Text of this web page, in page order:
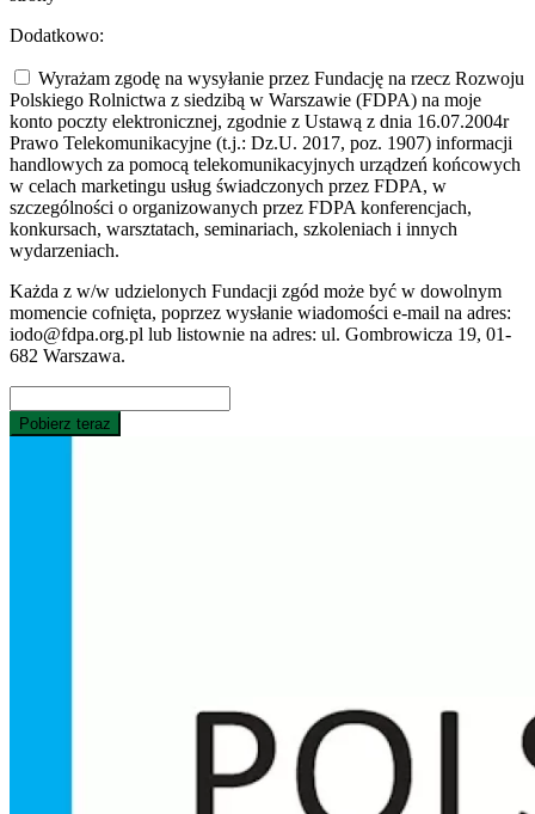
Dodatkowo:
Wyrażam zgodę na wysyłanie przez Fundację na rzecz Rozwoju
Polskiego Rolnictwa z siedzibą w Warszawie (FDPA) na moje
konto poczty elektronicznej, zgodnie z Ustawą z dnia 16.07.2004r
Prawo Telekomunikacyjne (t.j.: Dz.U. 2017, poz. 1907) informacji
handlowych za pomocą telekomunikacyjnych urządzeń końcowych
w celach marketingu usług świadczonych przez FDPA, w
szczególności o organizowanych przez FDPA konferencjach,
konkursach, warsztatach, seminariach, szkoleniach i innych
wydarzeniach.
Każda z w/w udzielonych Fundacji zgód może być w dowolnym
momencie cofnięta, poprzez wysłanie wiadomości e-mail na adres:
iodo@fdpa.org.pl lub listownie na adres: ul. Gombrowicza 19, 01-
682 Warszawa.